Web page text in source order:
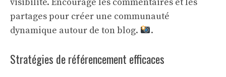
partages pour créer une communauté
dynamique autour de ton blog.
.
Stratégies de référencement efficaces